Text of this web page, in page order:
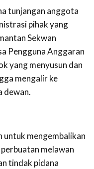
tunjangan anggota
pihak yang
Sekwan
Pengguna Anggaran
yang menyusun dan
mengalir ke
dewan.
untuk mengembalikan
melawan
tindak pidana